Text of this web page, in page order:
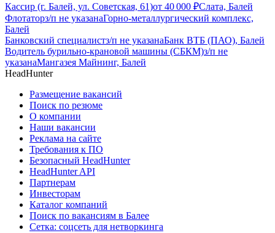
Кассир (г. Балей, ул. Советская, 61)от 40 000 ₽Слата, Балей
Флотаторз/п не указанаГорно-металлургический комплекс,
Балей
Банковский специалистз/п не указанаБанк ВТБ (ПАО), Балей
Водитель бурильно-крановой машины (СБКМ)з/п не
указанаМангазея Майнинг, Балей
HeadHunter
Размещение вакансий
Поиск по резюме
О компании
Наши вакансии
Реклама на сайте
Требования к ПО
Безопасный HeadHunter
HeadHunter API
Партнерам
Инвесторам
Каталог компаний
Поиск по вакансиям в Балее
Сетка: соцсеть для нетворкинга